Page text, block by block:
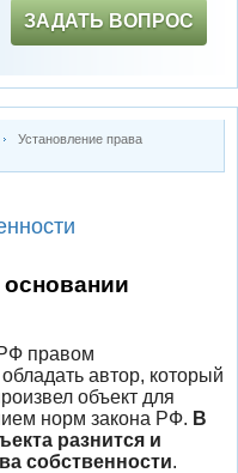
ЗАДАТЬ ВОПРОС
Установление права
РФ правом
автор, который
объект для
норм закона РФ. В
разнится и
собственности.